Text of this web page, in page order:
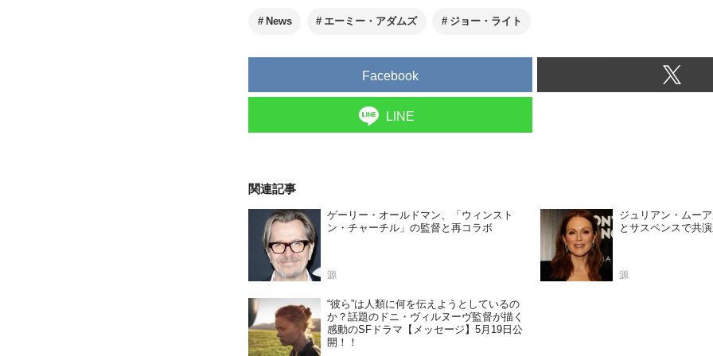
News エーミー・アダムズ ジョー・ライト
Facebook
LINE
関連記事
ゲーリー・オールドマン、「ウィンスト
ン・チャーチル」の監督と再コラボ
源
ジュリアン・ムー
とサスペンスで共演
源
“彼ら”は人類に何を伝えようとしているの
か？話題のドニ・ヴィルヌーヴ監督が描く
感動のSFドラマ【メッセージ】5月19日公
開！！